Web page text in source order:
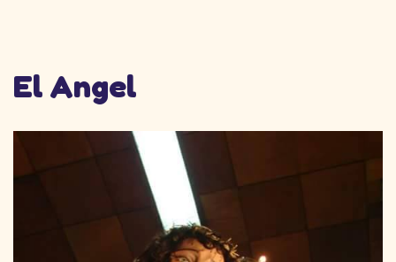
El Angel